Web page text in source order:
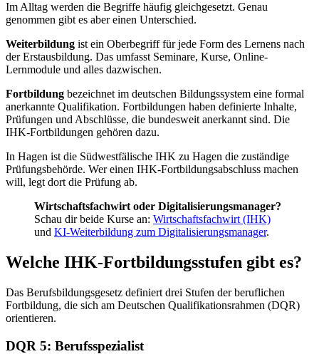
Im Alltag werden die Begriffe häufig gleichgesetzt. Genau
genommen gibt es aber einen Unterschied.
Weiterbildung ist ein Oberbegriff für jede Form des Lernens nach
der Erstausbildung. Das umfasst Seminare, Kurse, Online-
Lernmodule und alles dazwischen.
Fortbildung bezeichnet im deutschen Bildungssystem eine formal
anerkannte Qualifikation. Fortbildungen haben definierte Inhalte,
Prüfungen und Abschlüsse, die bundesweit anerkannt sind. Die
IHK-Fortbildungen gehören dazu.
In Hagen ist die Südwestfälische IHK zu Hagen die zuständige
Prüfungsbehörde. Wer einen IHK-Fortbildungsabschluss machen
will, legt dort die Prüfung ab.
Wirtschaftsfachwirt oder Digitalisierungsmanager?
Schau dir beide Kurse an: Wirtschaftsfachwirt (IHK)
und KI-Weiterbildung zum Digitalisierungsmanager.
Welche IHK-Fortbildungsstufen gibt es?
Das Berufsbildungsgesetz definiert drei Stufen der beruflichen
Fortbildung, die sich am Deutschen Qualifikationsrahmen (DQR)
orientieren.
DQR 5: Berufsspezialist